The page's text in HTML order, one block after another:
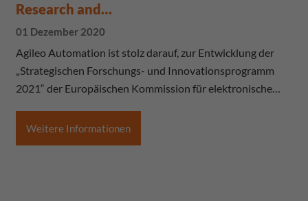
Research and…
01 Dezember 2020
Agileo Automation ist stolz darauf, zur Entwicklung der
„Strategischen Forschungs- und Innovationsprogramm
2021“ der Europäischen Kommission für elektronische…
Weitere Informationen